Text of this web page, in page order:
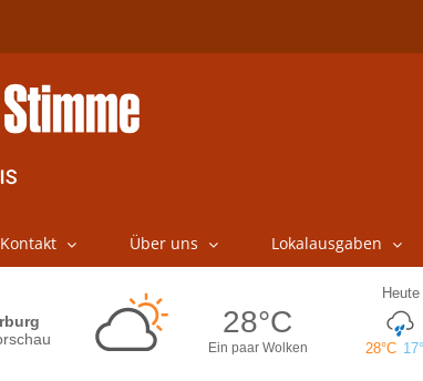
Kontakt Über uns Lokalausgaben